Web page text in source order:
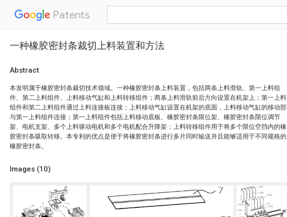
Patents
一种橡胶密封条裁切上料装置和方法
Abstract
本发明属于橡胶密封条裁切技术领域。一种橡胶密封条上料装置，包括两条上料滑轨、第一上料组
件、第二上料组件、上料移动气缸和上料转移组件；两条上料滑轨前后方向设置在机架上；第一上料
组件和第二上料组件通过上料连接板连接；上料移动气缸设置在机架的底面，上料移动气缸的移动部
与第一上料组件连接；第一上料组件包括上料移动底板、橡胶密封条限位架、橡胶密封条限位调节
架、电机支架、多个上料驱动电机和多个电机配合升降架；上料转移组件用于将多个限位空挡内的橡
胶密封条吸取转移。本专利的优点是便于将橡胶密封条进行多片同时输送并且能够适用于不同规格的
橡胶密封条。
Images (10)